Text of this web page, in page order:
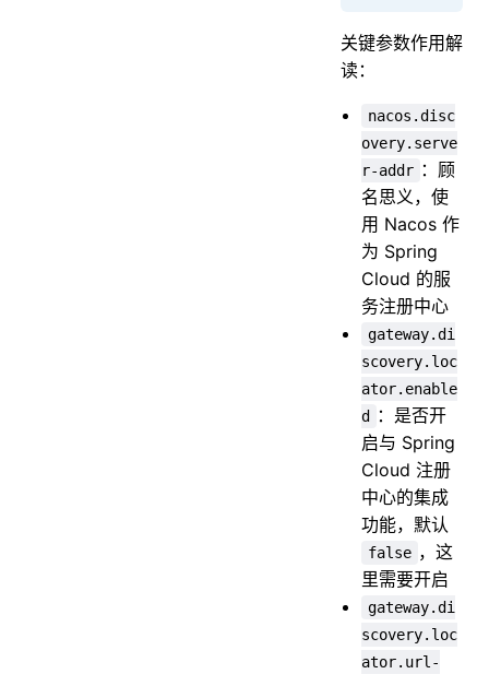
关键参数作用解
读：
nacos.disc
overy.serve
r-addr ：顾
名思义，使
用 Nacos 作
为 Spring
Cloud 的服
务注册中心
gateway.di
scovery.loc
ator.enable
d ：是否开
启与 Spring
Cloud 注册
中心的集成
功能，默认
false ，这
里需要开启
gateway.di
scovery.loc
ator.url-